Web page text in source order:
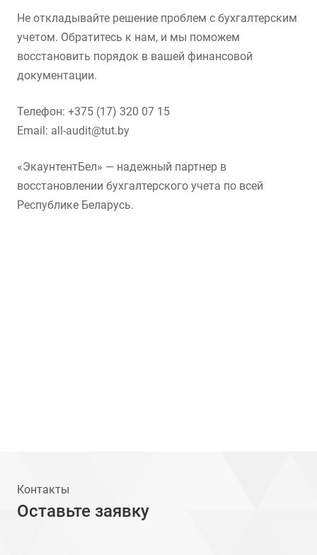
Не откладывайте решение проблем с бухгалтерским
учетом. Обратитесь к нам, и мы поможем
восстановить порядок в вашей финансовой
документации.
Телефон: +375 (17) 320 07 15
Email: all-audit@tut.by
«ЭкаунтентБел» — надежный партнер в
восстановлении бухгалтерского учета по всей
Республике Беларусь.
Контакты
Оставьте заявку